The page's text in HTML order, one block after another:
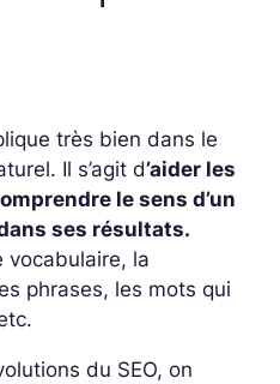
très bien dans le
Il s’agit d’aider les
le sens d’un
ses résultats.
vocabulaire, la
phrases, les mots qui
du SEO, on